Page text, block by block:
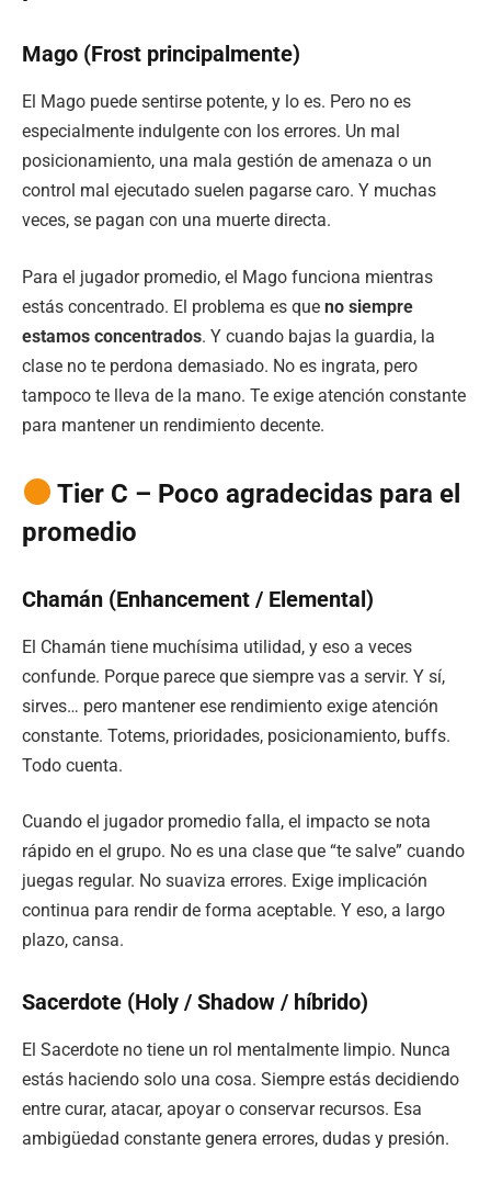
Mago (Frost principalmente)
El Mago puede sentirse potente, y lo es. Pero no es
especialmente indulgente con los errores. Un mal
posicionamiento, una mala gestión de amenaza o un
control mal ejecutado suelen pagarse caro. Y muchas
veces, se pagan con una muerte directa.
Para el jugador promedio, el Mago funciona mientras
estás concentrado. El problema es que no siempre
estamos concentrados. Y cuando bajas la guardia, la
clase no te perdona demasiado. No es ingrata, pero
tampoco te lleva de la mano. Te exige atención constante
para mantener un rendimiento decente.
Tier C – Poco agradecidas para el
promedio
Chamán (Enhancement / Elemental)
El Chamán tiene muchísima utilidad, y eso a veces
confunde. Porque parece que siempre vas a servir. Y sí,
sirves… pero mantener ese rendimiento exige atención
constante. Totems, prioridades, posicionamiento, buffs.
Todo cuenta.
Cuando el jugador promedio falla, el impacto se nota
rápido en el grupo. No es una clase que “te salve” cuando
juegas regular. No suaviza errores. Exige implicación
continua para rendir de forma aceptable. Y eso, a largo
plazo, cansa.
Sacerdote (Holy / Shadow / híbrido)
El Sacerdote no tiene un rol mentalmente limpio. Nunca
estás haciendo solo una cosa. Siempre estás decidiendo
entre curar, atacar, apoyar o conservar recursos. Esa
ambigüedad constante genera errores, dudas y presión.